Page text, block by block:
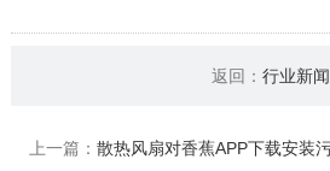
返回： 行业新闻
上一篇： 散热风扇对香蕉APP下载安装